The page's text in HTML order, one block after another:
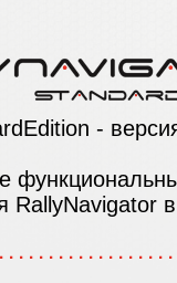
-
RallyNavigator